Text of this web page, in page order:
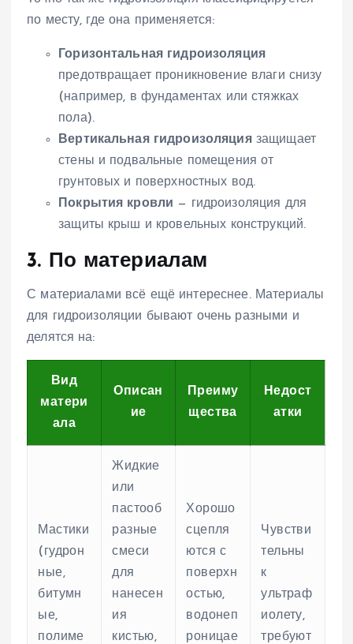
по месту, где она применяется:
Горизонтальная гидроизоляция
предотвращает проникновение влаги снизу
(например, в фундаментах или стяжках
пола).
Вертикальная гидроизоляциязащищает
стены и подвальные помещения от
грунтовых и поверхностных вод.
Покрытия кровли — гидроизоляция для
защиты крыш и кровельных конструкций.
3. По материалам
С материалами всё ещё интереснее. Материалы
для гидроизоляции бывают очень разными и
делятся на:
Вид
матери
ала
Описан
ие
Преиму
щества
Недост
атки
Мастики
(гудрон
ные,
битумн
ые,
полиме
Жидкие
или
пастооб
разные
смеси
для
нанесен
ия
кистью,
Хорошо
сцепля
ются с
поверхн
остью,
водонеп
роницае
Чувстви
тельны
к
ультраф
иолету,
требуют